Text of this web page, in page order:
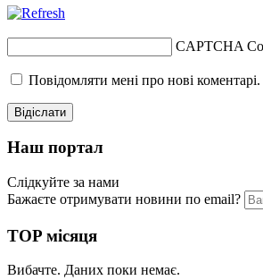
CAPTCHA
Повідомляти мені про нові коментарі.
Наш портал
Слідкуйте за нами
Бажаєте отримувати новини по email?
TOP місяця
Вибачте. Даних поки немає.